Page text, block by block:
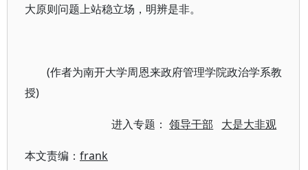
大原则问题上站稳立场，明辨是非。
(作者为南开大学周恩来政府管理学院政治学系教
授)
进入专题：领导干部 大是大非观
本文责编： frank